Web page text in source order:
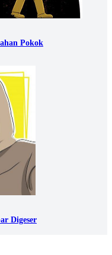
Pokok
Digeser